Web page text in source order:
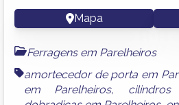
Mapa
Ferragens em Parelheiros
amortecedor de porta em
em Parelheiros,